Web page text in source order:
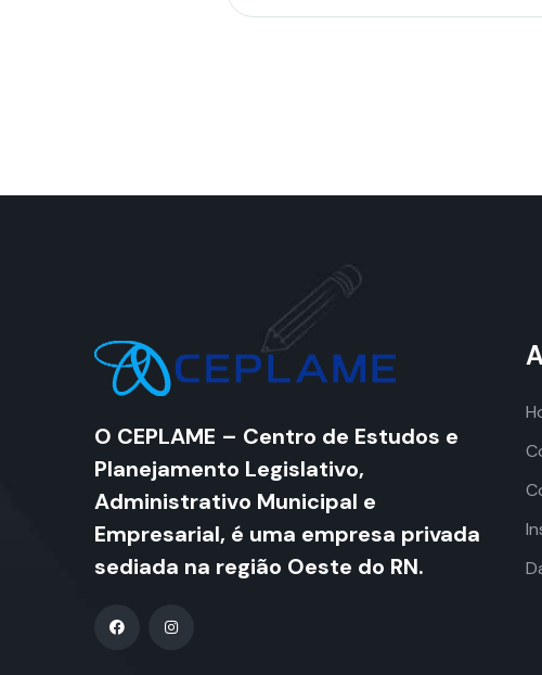
O CEPLAME – Centro de Estudos e
Planejamento Legislativo,
Administrativo Municipal e
Empresarial, é uma empresa privada
sediada na região Oeste do RN.